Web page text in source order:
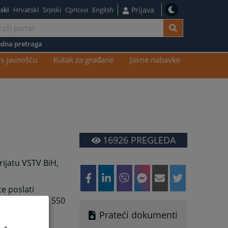
Hrvatski Srpski Српски English Prijava
pretraga
javnošću Kutak za građane
Javne nabavke
VSTV BiH,
poslati
broj 033 707 550
16926PREGLEDA
Prateći dokumenti